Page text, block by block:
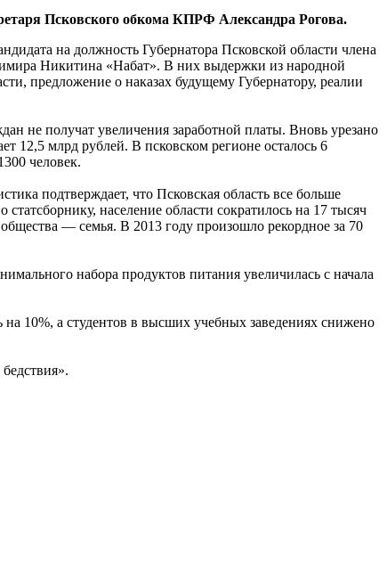
Псковского обкома КПРФ Александра Рогова.
на должность Губернатора Псковской области члена
Никитина «Набат». В них выдержки из народной
предложение о наказах будущему Губернатору, реалии
не получат увеличения заработной платы. Вновь урезано
12,5 млрд рублей. В псковском регионе осталось 6
человек.
подтверждает, что Псковская область все больше
население области сократилось на 17 тысяч
— семья. В 2013 году произошло рекордное за 70
набора продуктов питания увеличилась с начала
10%, а студентов в высших учебных заведениях снижено